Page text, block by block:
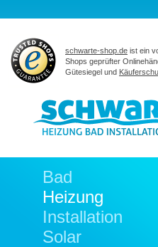
Bad
Heizung
Installation
Solar
schwarte-shop.de ist ein
Shops geprüfter
Gütesiegel und